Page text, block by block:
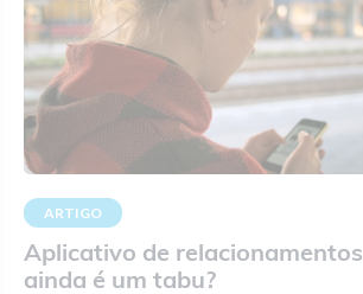
ARTIGO
Aplicativo de relacionamentos
ainda é um tabu?